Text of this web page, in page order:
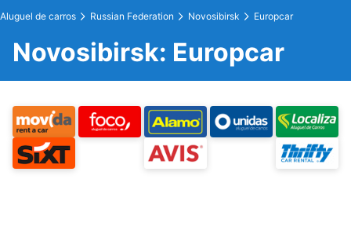
Aluguel de carros Russian Federation Novosibirsk Europcar
Novosibirsk: Europcar